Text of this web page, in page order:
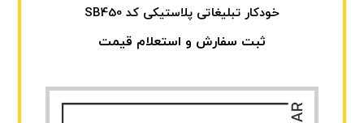
خودکار تبلیغاتی پلاستیکی کد SB450
ثبت سفارش و استعلام قیمت